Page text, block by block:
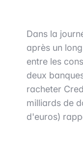
Dans la
après un
entre les
deux
racheter
milliards de
d'euros)